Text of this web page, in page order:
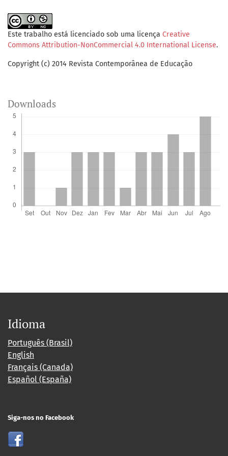
Este trabalho está licenciado sob uma licença Creative
Commons Attribution-NonCommercial 4.0 International License.
Copyright (c) 2014 Revista Contemporânea de Educação
Downloads
Idioma
Português (Brasil)
English
Français (Canada)
Español (España)
Siga-nos no Facebook